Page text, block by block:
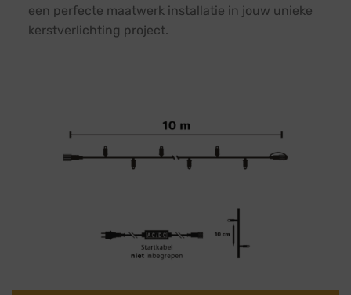
een perfecte maatwerk installatie in jouw unieke
kerstverlichting project.